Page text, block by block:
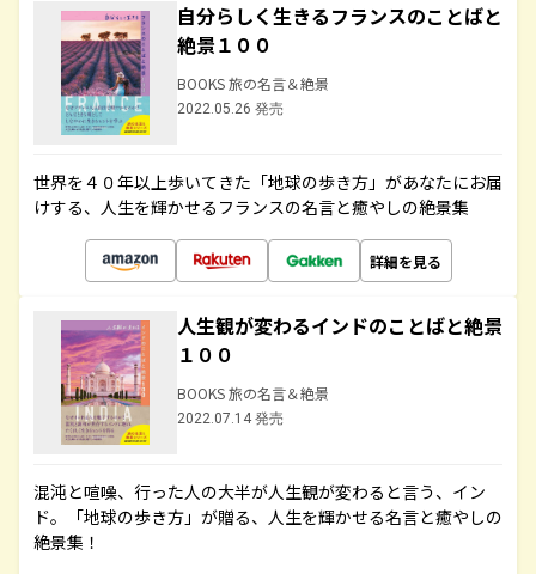
自分らしく生きるフランスのことばと
絶景１００
BOOKS 旅の名言＆絶景
2022.05.26 発売
世界を４０年以上歩いてきた「地球の歩き方」があなたにお届
けする、人生を輝かせるフランスの名言と癒やしの絶景集
詳細を見る
人生観が変わるインドのことばと絶景
１００
BOOKS 旅の名言＆絶景
2022.07.14 発売
混沌と喧噪、行った人の大半が人生観が変わると言う、イン
ド。「地球の歩き方」が贈る、人生を輝かせる名言と癒やしの
絶景集！